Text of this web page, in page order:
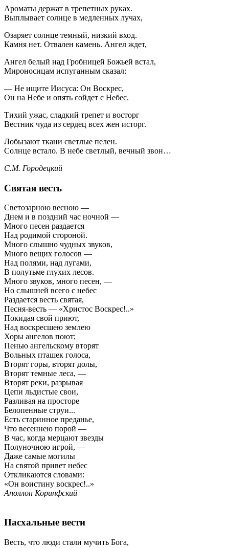
Ароматы держат в трепетных руках.
Выплывает солнце в медленных лучах,
Озаряет солнце темный, низкий вход.
Камня нет. Отвален камень. Ангел ждет,
Ангел белый над Гробницей Божьей встал,
Мироносицам испуганным сказал:
— Не ищите Иисуса: Он Воскрес,
Он на Небе и опять сойдет с Небес.
Тихий ужас, сладкий трепет и восторг
Вестник чуда из сердец всех жен исторг.
Лобызают ткани светлые пелен.
Солнце встало. В небе светлый, вечный звон…
С.М. Городецкий
Святая весть
Светозарною весною —
Днем и в поздний час ночной —
Много песен раздается
Над родимой стороной.
Много слышно чудных звуков,
Много вещих голосов —
Над полями, над лугами,
В полутьме глухих лесов.
Много звуков, много песен, —
Но слышней всего с небес
Раздается весть святая,
Песня-весть — «Христос Воскрес!..»
Покидая свой приют,
Над воскресшею землею
Хоры ангелов поют;
Пенью ангельскому вторят
Вольных пташек голоса,
Вторят горы, вторят долы,
Вторят темные леса, —
Вторят реки, разрывая
Цепи льдистые свои,
Разливая на просторе
Белопенные струи...
Есть старинное преданье,
Что весеннею порой —
В час, когда мерцают звезды
Полуночною игрой, —
Даже самые могилы
На святой привет небес
Откликаются словами:
«Он воистину воскрес!..»
Аполлон Коринфский
Пасхальные вести
Весть, что люди стали мучить Бога,